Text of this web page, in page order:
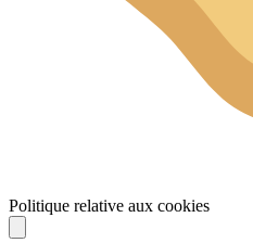
Politique relative aux cookies